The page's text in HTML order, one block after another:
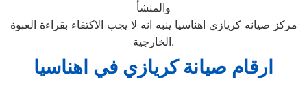
والمنشأ
مركز صيانه كريازي اهناسيا ينبه انه لا يجب الاكتفاء بقراءة العبوة
الخارجية.
ارقام صيانة كريازي في اهناسيا